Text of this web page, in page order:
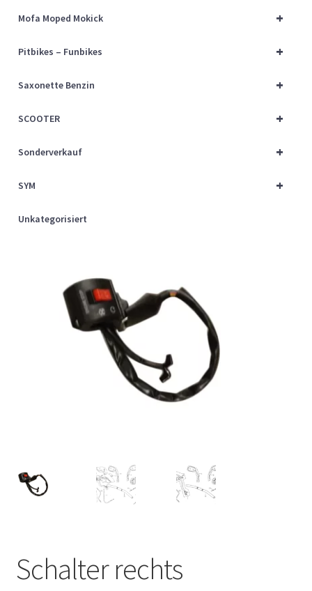
+
Mofa Moped Mokick
+
Pitbikes – Funbikes
+
Saxonette Benzin
+
SCOOTER
+
Sonderverkauf
+
SYM
Unkategorisiert
Schalter rechts